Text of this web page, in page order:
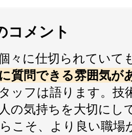
コメント
々に仕切られていて
質問できる雰囲気が
ッフは語ります。技
の気持ちを大切にし
こそ、より良い職場